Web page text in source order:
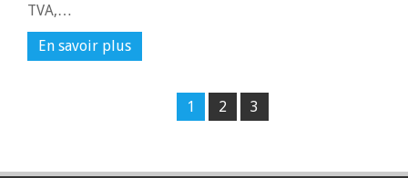
TVA,…
En savoir plus
1 2 3